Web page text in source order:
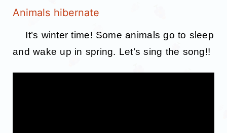
Animals hibernate
It’s winter time! Some animals go to sleep
and wake up in spring. Let’s sing the song!!